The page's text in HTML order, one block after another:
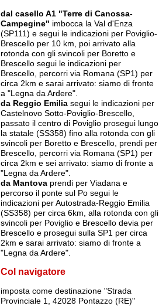
dal casello A1 "Terre di Canossa-
Campegine" imbocca la Val d'Enza
(SP111) e segui le indicazioni per Poviglio-
Brescello per 10 km, poi arrivato alla
rotonda con gli svincoli per Boretto e
Brescello segui le indicazioni per
Brescello, percorri via Romana (SP1) per
circa 2km e sarai arrivato: siamo di fronte
a "Legna da Ardere".
da Reggio Emilia segui le indicazioni per
Castelnovo Sotto-Poviglio-Brescello,
passato il centro di Poviglio prosegui lungo
la statale (SS358) fino alla rotonda con gli
svincoli per Boretto e Brescello, prendi per
Brescello, percorri via Romana (SP1) per
circa 2km e sei arrivato: siamo di fronte a
"Legna da Ardere".
da Mantova prendi per Viadana e
percorso il ponte sul Po segui le
indicazioni per Autostrada-Reggio Emilia
(SS358) per circa 6km, alla rotonda con gli
svincoli per Poviglio e Brescello devia per
Brescello e prosegui sulla SP1 per circa
2km e sarai arrivato: siamo di fronte a
"Legna da Ardere".
Col navigatore
imposta come destinazione "Strada
Provinciale 1, 42028 Pontazzo (RE)"